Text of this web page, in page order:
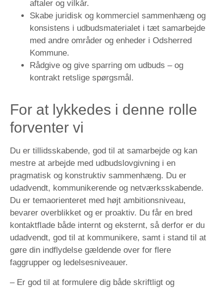
aftaler og vilkår.
Skabe juridisk og kommerciel sammenhæng og
konsistens i udbudsmaterialet i tæt samarbejde
med andre områder og enheder i Odsherred
Kommune.
Rådgive og give sparring om udbuds – og
kontrakt retslige spørgsmål.
For at lykkedes i denne rolle
forventer vi
Du er tillidsskabende, god til at samarbejde og kan
mestre at arbejde med udbudslovgivning i en
pragmatisk og konstruktiv sammenhæng. Du er
udadvendt, kommunikerende og netværksskabende.
Du er temaorienteret med højt ambitionsniveau,
bevarer overblikket og er proaktiv. Du får en bred
kontaktflade både internt og eksternt, så derfor er du
udadvendt, god til at kommunikere, samt i stand til at
gøre din indflydelse gældende over for flere
faggrupper og ledelsesniveauer.
– Er god til at formulere dig både skriftligt og